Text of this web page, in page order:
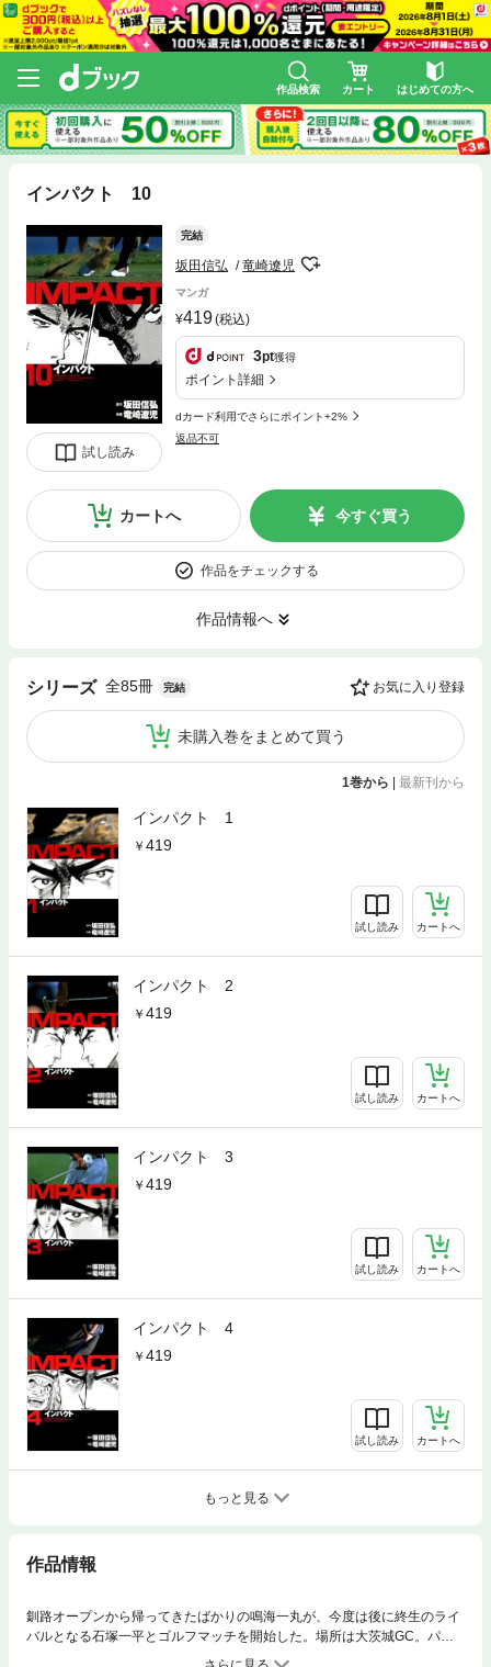
作品検索 カート はじめての方へ
インパクト 10
試し読み
完結
坂田信弘 竜崎遼児
マンガ
419(税込)
3pt獲得
ポイント詳細
dカード利用でさらにポイント+2%
返品不可
カートへ 今すぐ買う
作品をチェックする
作品情報へ
シリーズ 全85冊 完結 お気に入り登録
未購入巻をまとめて買う
1巻から | 最新刊から
インパクト 1
419
試し読み カートへ
インパクト 2
419
試し読み カートへ
インパクト 3
419
試し読み カートへ
インパクト 4
419
試し読み カートへ
もっと見る
作品情報
釧路オープンから帰ってきたばかりの鳴海一丸が、今度は後に終生のライ
バルとなる石塚一平とゴルフマッチを開始した。場所は大茨城GC。パワ
ーVS．技の緊迫する対決はゴルフファン必見。スーパーショットがフェア